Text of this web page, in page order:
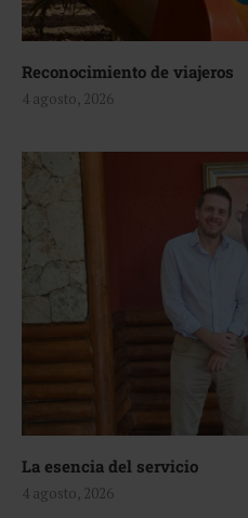
Reconocimiento de viajeros
4 agosto, 2026
La esencia del servicio
4 agosto, 2026